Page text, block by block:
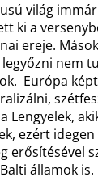
világ
ki a
ereje.
nem
Európa
Lengyelek,
ezért
erősítésével
államok